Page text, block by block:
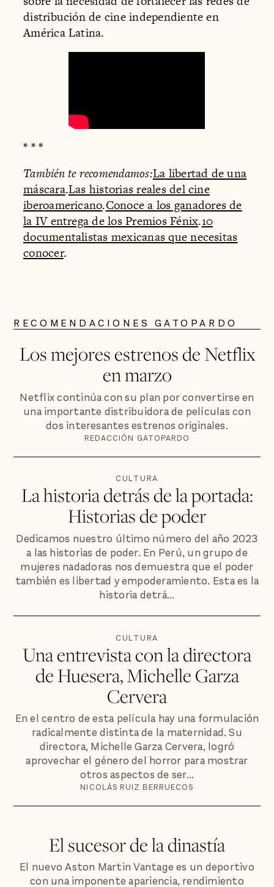
distribución de cine independiente en
América Latina.
* * *
También te recomendamos:La libertad de una
máscara.Las historias reales del cine
iberoamericano.Conoce a los ganadores de
la IV entrega de los Premios Fénix.10
documentalistas mexicanas que necesitas
conocer.
RECOMENDACIONES GATOPARDO
Los mejores estrenos de Netflix
en marzo
Netflix continúa con su plan por convertirse en
una importante distribuidora de películas con
dos interesantes estrenos originales.
REDACCIÓN GATOPARDO
CULTURA
La historia detrás de la portada:
Historias de poder
Dedicamos nuestro último número del año 2023
a las historias de poder. En Perú, un grupo de
mujeres nadadoras nos demuestra que el poder
también es libertad y empoderamiento. Esta es la
historia detrá...
CULTURA
Una entrevista con la directora
de Huesera, Michelle Garza
Cervera
En el centro de esta película hay una formulación
radicalmente distinta de la maternidad. Su
directora, Michelle Garza Cervera, logró
aprovechar el género del horror para mostrar
otros aspectos de ser...
NICOLÁS RUIZ BERRUECOS
El sucesor de la dinastía
El nuevo Aston Martin Vantage es un deportivo
con una imponente apariencia, rendimiento